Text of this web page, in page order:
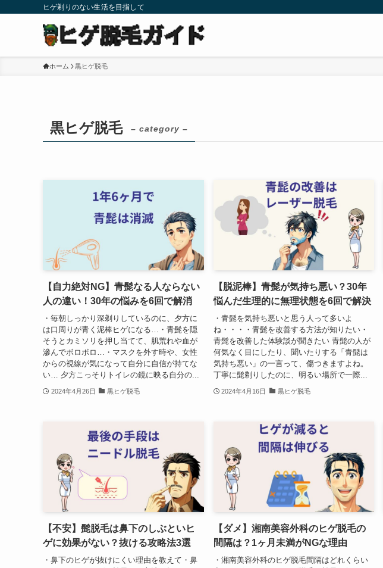
ヒゲ剃りのない生活を目指して
ホーム 黒ヒゲ脱毛
黒ヒゲ脱毛 – category –
【自力絶対NG】青髭なる人ならない
人の違い！30年の悩みを6回で解消
・毎朝しっかり深剃りしているのに、夕方に
は口周りが青く泥棒ヒゲになる…・青髭を隠
そうとカミソリを押し当てて、肌荒れや血が
滲んでボロボロ…・マスクを外す時や、女性
からの視線が気になって自分に自信が持てな
い… 夕方こっそりトイレの鏡に映る自分の...
2024年4月26日 黒ヒゲ脱毛
【脱泥棒】青髭が気持ち悪い？30年
悩んだ生理的に無理状態を6回で解決
・青髭を気持ち悪いと思う人って多いよ
ね・・・・青髭を改善する方法が知りたい・
青髭を改善した体験談が聞きたい 青髭の人が
何気なく目にしたり、聞いたりする「青髭は
気持ち悪い」の一言って、傷つきますよね。
丁寧に髭剃りしたのに、明るい場所で一際...
2024年4月16日 黒ヒゲ脱毛
【不安】髭脱毛は鼻下のしぶといヒ
ゲに効果がない？抜ける攻略法3選
・鼻下のヒゲが抜けにくい理由を教えて・鼻
【ダメ】湘南美容外科のヒゲ脱毛の
間隔は？1ヶ月未満がNGな理由
・湘南美容外科のヒゲ脱毛間隔はどれくらい